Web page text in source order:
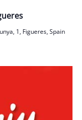
1, Figueres, Spain